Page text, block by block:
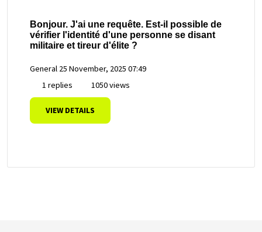
Bonjour. J'ai une requête. Est-il possible de
vérifier l'identité d'une personne se disant
militaire et tireur d'élite ?
General 25 November, 2025 07:49
1 replies
1050 views
VIEW DETAILS